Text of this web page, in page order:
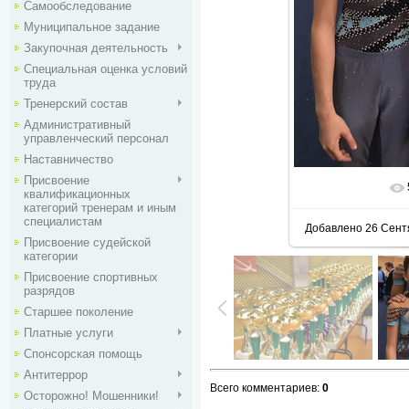
Самообследование
Муниципальное задание
Закупочная деятельность
Специальная оценка условий
труда
Тренерский состав
Административный
управленческий персонал
Наставничество
Присвоение
квалификационных
категорий тренерам и иным
специалистам
Присвоение судейской
категории
Присвоение спортивных
разрядов
Старшее поколение
Платные услуги
Спонсорская помощь
Антитеррор
Осторожно! Мошенники!
В
Добавлено 26
Всего комментариев: 0